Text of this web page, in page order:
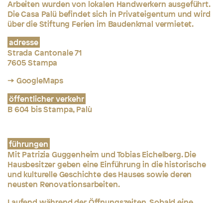
Arbeiten wurden von lokalen Handwerkern ausgeführt.
Die Casa Palü befindet sich in Privateigentum und wird
über die Stiftung Ferien im Baudenkmal vermietet.
adresse
Strada Cantonale 71
7605 Stampa
→ GoogleMaps
öffentlicher verkehr
B 604 bis Stampa, Palù
führungen
Mit Patrizia Guggenheim und Tobias Eichelberg. Die
Hausbesitzer geben eine Einführung in die historische
und kulturelle Geschichte des Hauses sowie deren
neusten Renovationsarbeiten.